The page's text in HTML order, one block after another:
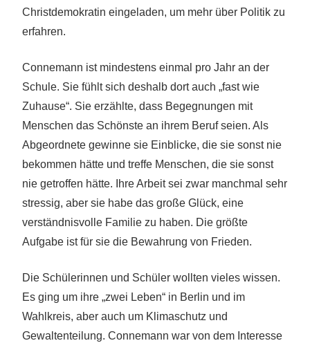
Christdemokratin eingeladen, um mehr über Politik zu
erfahren.
Connemann ist mindestens einmal pro Jahr an der
Schule. Sie fühlt sich deshalb dort auch „fast wie
Zuhause“. Sie erzählte, dass Begegnungen mit
Menschen das Schönste an ihrem Beruf seien. Als
Abgeordnete gewinne sie Einblicke, die sie sonst nie
bekommen hätte und treffe Menschen, die sie sonst
nie getroffen hätte. Ihre Arbeit sei zwar manchmal sehr
stressig, aber sie habe das große Glück, eine
verständnisvolle Familie zu haben. Die größte
Aufgabe ist für sie die Bewahrung von Frieden.
Die Schülerinnen und Schüler wollten vieles wissen.
Es ging um ihre „zwei Leben“ in Berlin und im
Wahlkreis, aber auch um Klimaschutz und
Gewaltenteilung. Connemann war von dem Interesse